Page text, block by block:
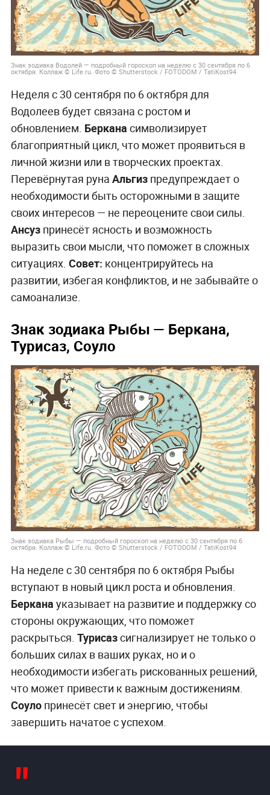
Знак зодиака Водолей — подробный гороскоп на неделю с 30 сентября по 6
октября. Коллаж © Life.ru. Фото © Shutterstock / FOTODOM / TatiKost94
Неделя с 30 сентября по 6 октября для
Водолеев будет связана с ростом и
обновлением. Беркана символизирует
благоприятный цикл, что может проявиться в
личной жизни или в творческих проектах.
Перевёрнутая руна Альгизпредупреждает о
необходимости быть осторожными в защите
своих интересов — не переоцените свои силы.
Ансузпринесёт ясность и возможность
выразить свои мысли, что поможет в сложных
ситуациях. Совет: концентрируйтесь на
развитии, избегая конфликтов, и не забывайте о
самоанализе.
Знак зодиака Рыбы — Беркана,
Турисаз, Соуло
Знак зодиака Рыбы — подробный гороскоп на неделю с 30 сентября по 6
октября. Коллаж © Life.ru. Фото © Shutterstock / FOTODOM / TatiKost94
На неделе с 30 сентября по 6 октября Рыбы
вступают в новый цикл роста и обновления.
Беркана указывает на развитие и поддержку со
стороны окружающих, что поможет
раскрыться. Турисазсигнализирует не только о
больших силах в ваших руках, но и о
необходимости избегать рискованных решений,
что может привести к важным достижениям.
Соулопринесёт свет и энергию, чтобы
завершить начатое с успехом.